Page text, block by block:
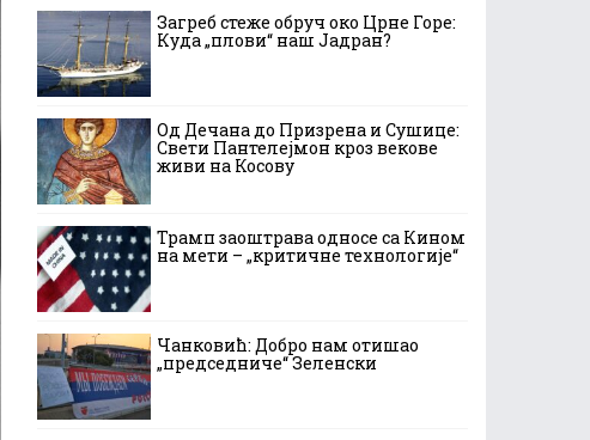
Загреб стеже обруч око Црне Горе:
Куда „плови“ наш Јадран?
Од Дечана до Призрена и Сушице:
Свети Пантелејмон кроз векове
живи на Косову
Трамп заоштрава односе са Кином
на мети – „критичне технологије“
Чанковић: Добро нам отишао
„председниче“ Зеленски